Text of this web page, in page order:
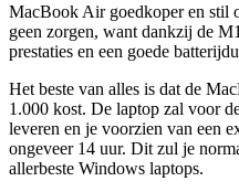
MacBook Air goedkoper en stil
geen zorgen, want dankzij de
prestaties en een goede
Het beste van alles is dat de
1.000 kost. De laptop zal voor
leveren en je voorzien van een
ongeveer 14 uur. Dit zul je
allerbeste Windows laptops.